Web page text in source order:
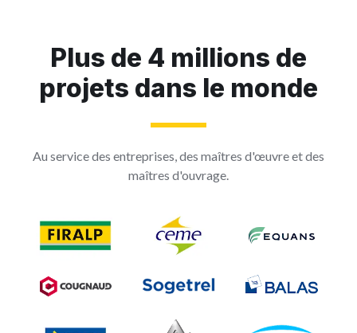
Plus de 4 millions de
projets dans le monde
Au service des entreprises, des maîtres d'œuvre et des
maîtres d'ouvrage.